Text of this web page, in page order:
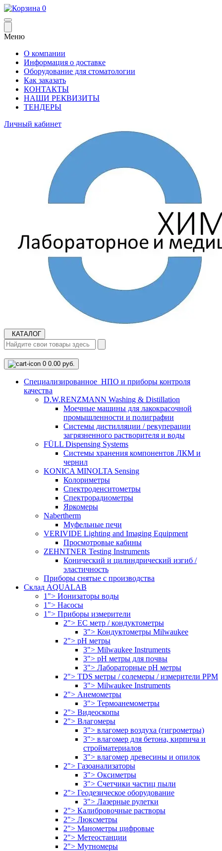
0
Меню
О компании
Информация о доставке
Оборудование для стоматологии
Как заказать
КОНТАКТЫ
НАШИ РЕКВИЗИТЫ
ТЕНДЕРЫ
Личный кабинет
КАТАЛОГ
0 0.00 руб.
Cпециализированное НПО и приборы контроля
качества
D.W.RENZMANN Washing & Distillation
Моечные машины для лакокрасочной
промышленности и полиграфии
Системы дистилляции / рекуперации
загрязненного растворителя и воды
FÜLL Dispensing Systems
Системы хранения компонентов ЛКМ и
чернил
KONICA MINOLTA Sensing
Колориметры
Спектроденситометры
Спектрорадиометры
Яркомеры
Nabertherm
Муфельные печи
VERIVIDE Lighting and Imaging Equipment
Просмотровые кабины
ZEHNTNER Testing Instruments
Конический и цилиндрический изгиб /
эластичность
Приборы снятые с производства
Склад AQUALAB
1"> Ионизаторы воды
1"> Насосы
1"> Приборы измерители
2"> EC метр / кондуктометры
3"> Кондуктометры Milwaukee
2"> pH метры
3"> Milwaukee Instruments
3"> pH метры для почвы
3"> Лабораторные pH метры
2"> TDS метры / солемеры / измерители PPM
3"> Milwaukee Instruments
2"> Анемометры
3"> Термоанемометры
2"> Видеоскопы
2"> Влагомеры
3"> влагомер воздуха (гигрометры)
3"> влагомер для бетона, кирпича и
стройматериалов
3"> влагомер древесины и опилок
2"> Газоанализаторы
3"> Оксиметры
3"> Счетчики частиц пыли
2"> Геодезическое оборудование
3"> Лазерные рулетки
2"> Калибровочные растворы
2"> Люксметры
2"> Манометры цифровые
2"> Метеостанции
2"> Мутномеры